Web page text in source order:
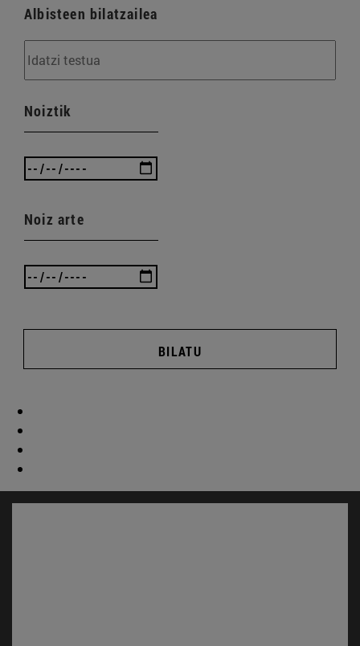
Albisteen bilatzailea
Noiztik
Noiz arte
BILATU